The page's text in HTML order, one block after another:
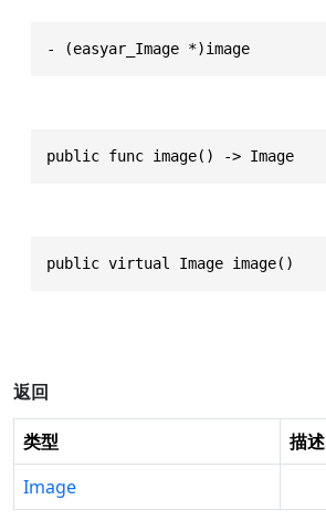
- (easyar_Image *)image
public func image() -> Image
public virtual Image image()
返回
类型
描述
Image